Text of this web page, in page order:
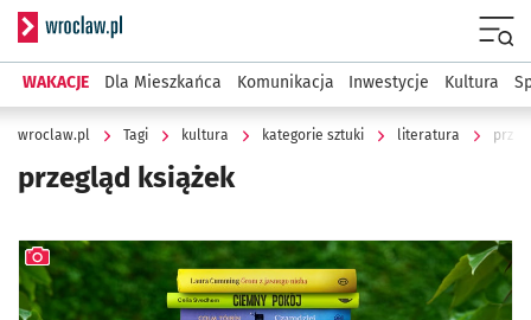
Serwis informacyjny wroclaw.pl
WAKACJE Dla Mieszkańca Komunikacja Inwestycje Kultura
wroclaw.pl Tagi kultura kategorie sztuki literatura
przegląd książek